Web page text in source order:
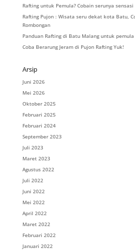
Rafting untuk Pemula? Cobain serunya
Rafting Pujon : Wisata seru dekat kota Batu,
Rombongan
Panduan Rafting di Batu Malang untuk pemula
Coba Berarung Jeram di Pujon Rafting Yuk!
Arsip
Juni 2026
Mei 2026
Oktober 2025
Februari 2025
Februari 2024
September 2023
Juli 2023
Maret 2023
Agustus 2022
Juli 2022
Juni 2022
Mei 2022
April 2022
Maret 2022
Februari 2022
Januari 2022